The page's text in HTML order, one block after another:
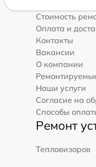
Стоимость
Оплата и
Контакты
Вакансии
О компании
Наши услуги
Согласие на
Способы
Ремонт
Тепловизоров